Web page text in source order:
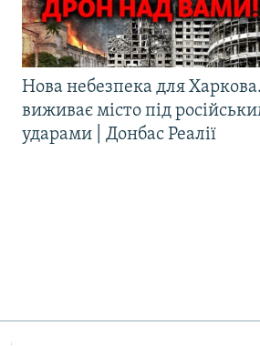
Нова небезпека для
виживає місто під
ударами | Донбас Реалії